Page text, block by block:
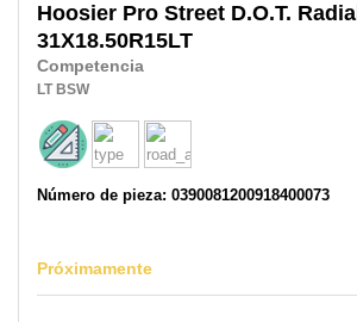
Hoosier Pro Street D.O.T. Radial
31X18.50R15LT
Competencia
LT BSW
Número de pieza: 0390081200918400073
Próximamente